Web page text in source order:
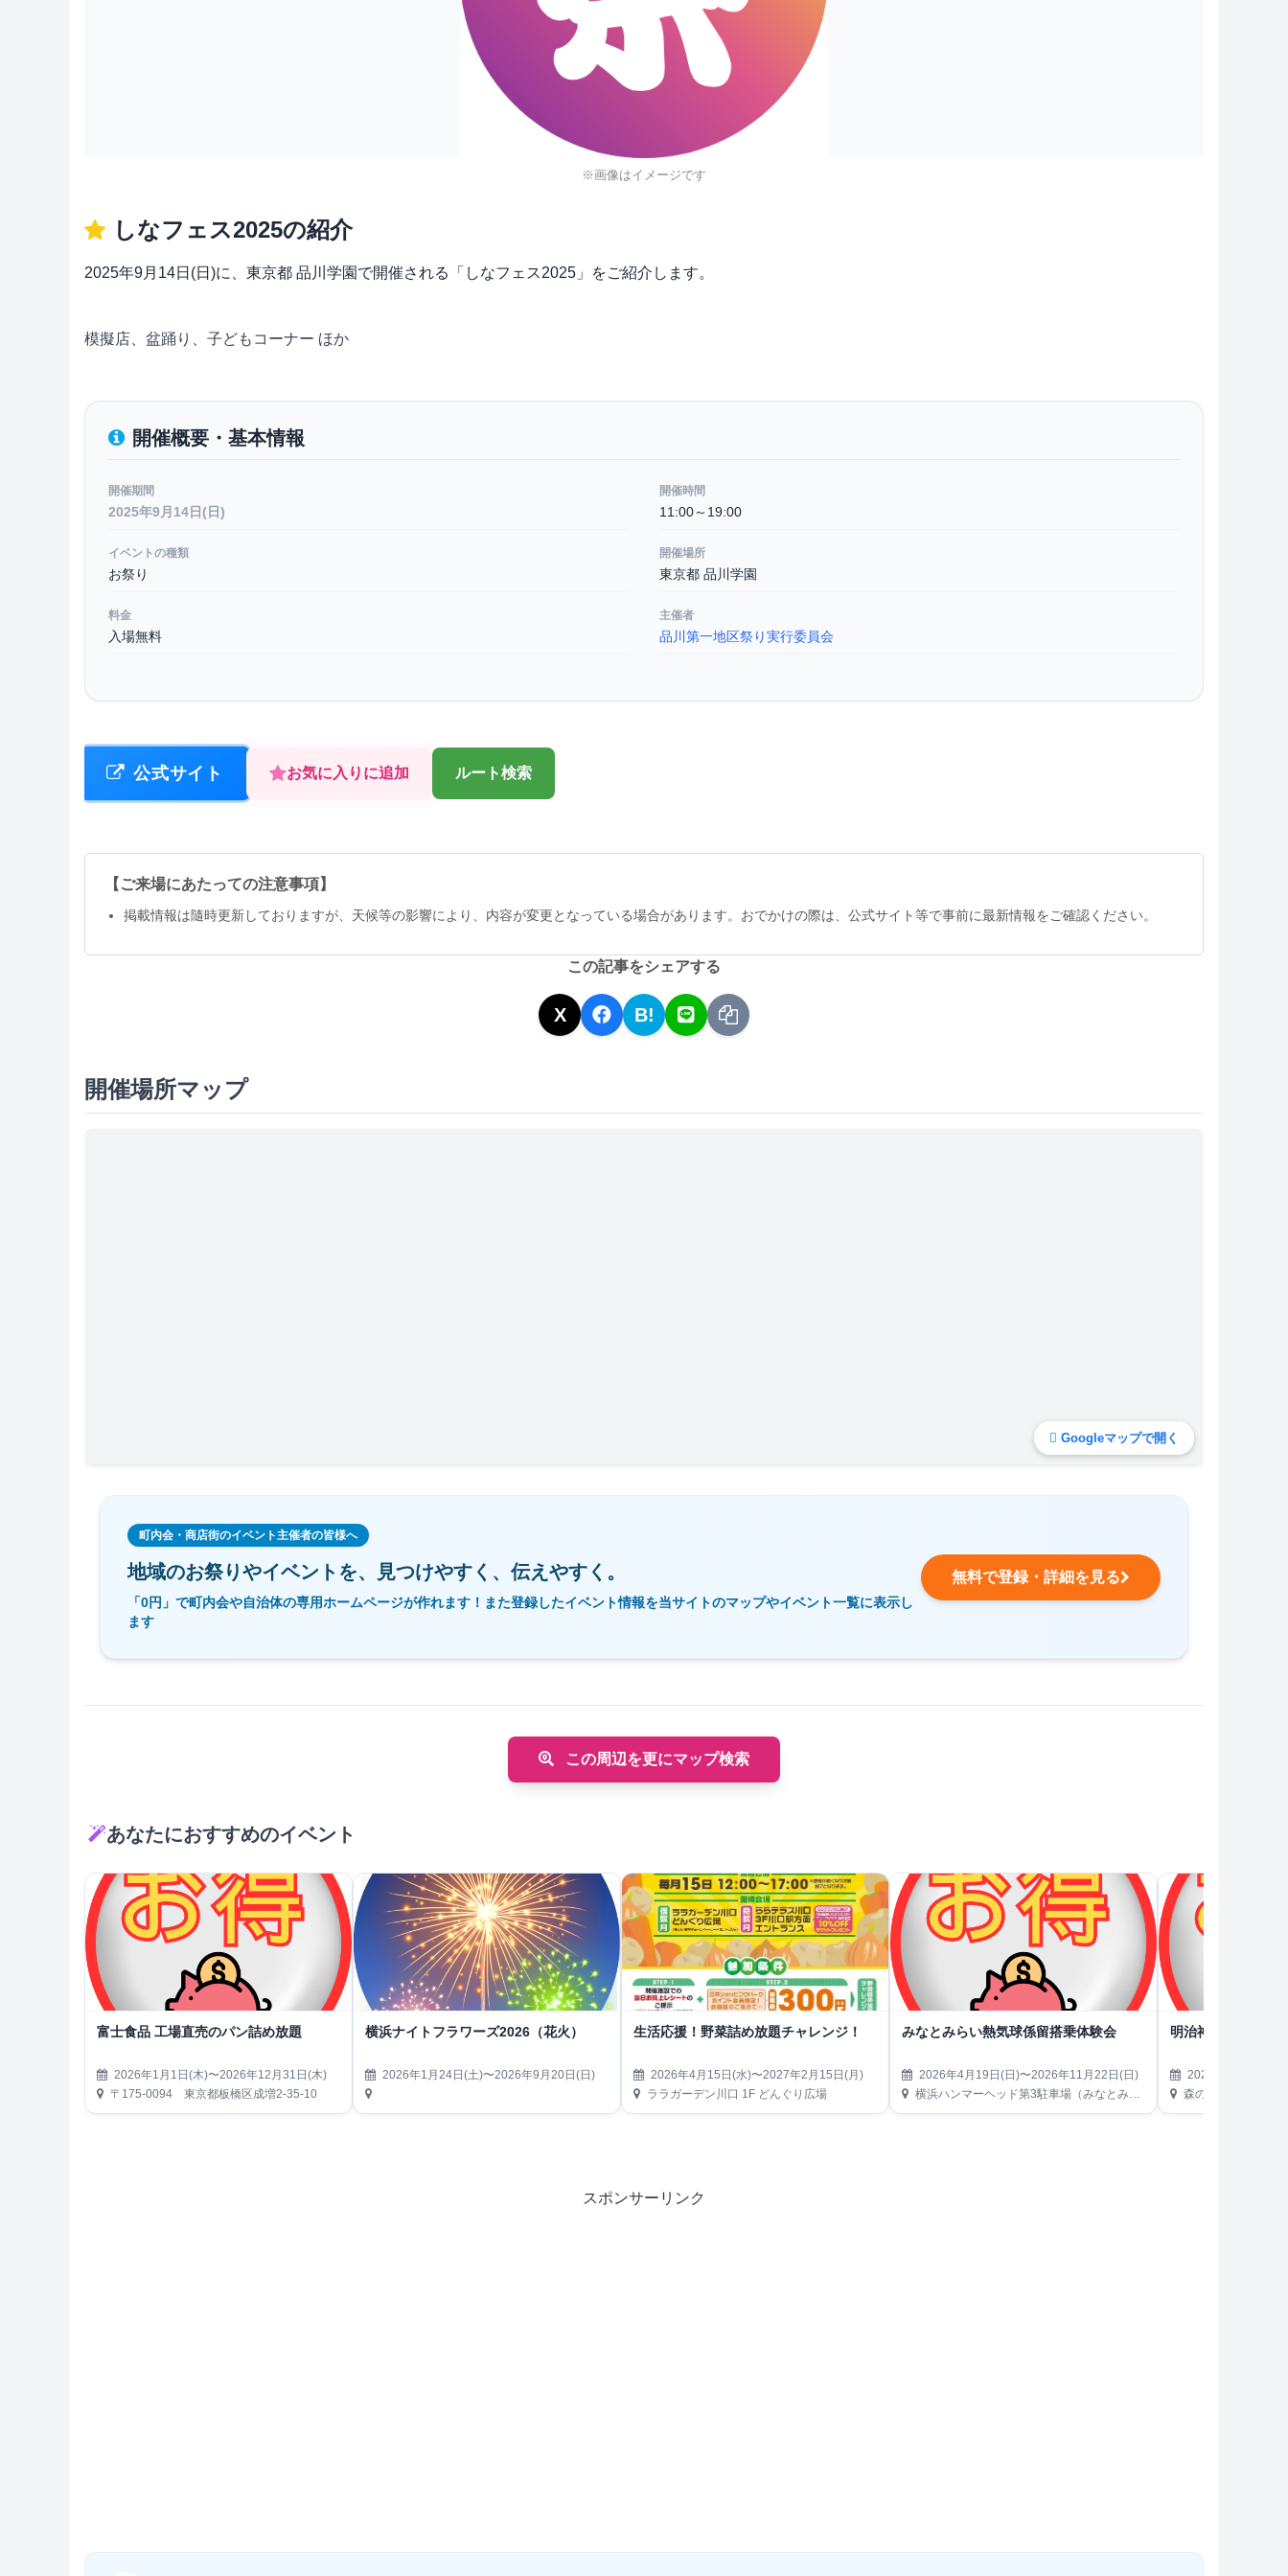
※画像はイメージです
しなフェス2025の紹介
2025年9月14日(日)に、東京都 品川学園で開催される「しなフェス2025」をご紹介します。
模擬店、盆踊り、子どもコーナー ほか
開催概要・基本情報
開催期間
2025年9月14日(日)
開催時間
11:00～19:00
イベントの種類
お祭り
開催場所
東京都 品川学園
料金
入場無料
主催者
品川第一地区祭り実行委員会
公式サイト お気に入りに追加 ルート検索
【ご来場にあたっての注意事項】
掲載情報は隨時更新しておりますが、天候等の影響により、内容が変更となっている場合があります。おでかけの際は、公式サイト等で事前に最新情報をご確認ください。
この記事をシェアする
X B!
開催場所マップ
Googleマップで開く
町内会・商店街のイベント主催者の皆様へ
地域のお祭りやイベントを、 見つけやすく、伝えやすく。
「0円」で町内会や自治体の専用ホームページが作れます！また登録したイベント情報を当サイトのマップやイベント一覧に表示し
ます
無料で登録・詳細を見る
この周辺を更にマップ検索
あなたにおすすめのイベント
富士食品 工場直売のパン詰め放題
2026年1月1日(木)〜2026年12月31日(木)
〒175-0094 東京都板橋区成増2-35-10
横浜ナイトフラワーズ2026（花火）
2026年1月24日(土)〜2026年9月20日(日)
生活応援！野菜詰め放題チャレンジ！
2026年4月15日(水)〜2027年2月15日(月)
ララガーデン川口 1F どんぐり広場
みなとみらい熱気球係留搭乗体験会
2026年4月19日(日)〜2026年11月22日(日)
横浜ハンマーヘッド第3駐車場（みなとみらい21地区）
明治神宮外苑 森の
2026年4月22日(
森のビアガーデン（東京都新宿区
スポンサーリンク